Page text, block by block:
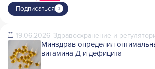
Подписаться
19.06.2026 Здравоохранение и
Минздрав определил
витамина Д и дефицита